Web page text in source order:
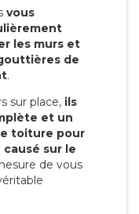
vous
les murs et
de
.
sur place, ils
et un
toiture pour
sur le
de vous